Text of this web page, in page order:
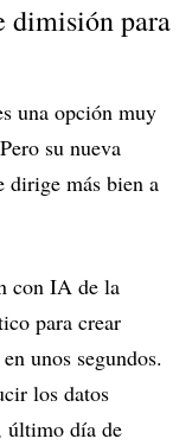
dimisión para
una opción muy
su nueva
dirige más bien a
con IA de la
para crear
unos segundos.
los datos
último día de